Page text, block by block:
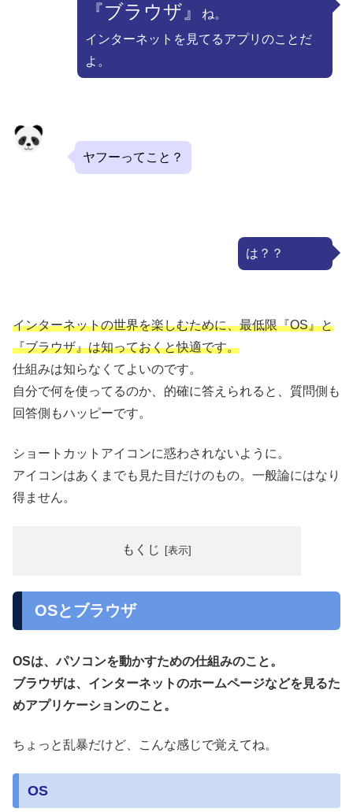
『ブラウザ』
ね。
インターネットを見てるアプリのことだ
よ。
ヤフーってこと？
は？？
インターネットの世界を楽しむために、最低限『OS』と
『ブラウザ』は知っておくと快適です。
仕組みは知らなくてよいのです。
自分で何を使ってるのか、的確に答えられると、質問側も
回答側もハッピーです。
ショートカットアイコンに惑わされないように。
アイコンはあくまでも見た目だけのもの。一般論にはなり
得ません。
もくじ
OSとブラウザ
OSは、パソコンを動かすための仕組みのこと。
ブラウザは、インターネットのホームページなどを見るた
めアプリケーションのこと。
ちょっと乱暴だけど、こんな感じで覚えてね。
OS